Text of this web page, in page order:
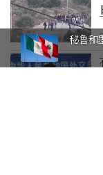
秘鲁和